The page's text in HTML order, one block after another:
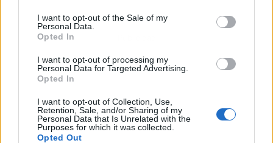
I want to opt-out of the Sale of my
Personal Data.
Opted In
I want to opt-out of processing my
Personal Data for Targeted Advertising.
Opted In
I want to opt-out of Collection, Use,
Retention, Sale, and/or Sharing of my
Personal Data that Is Unrelated with the
Purposes for which it was collected.
Opted Out